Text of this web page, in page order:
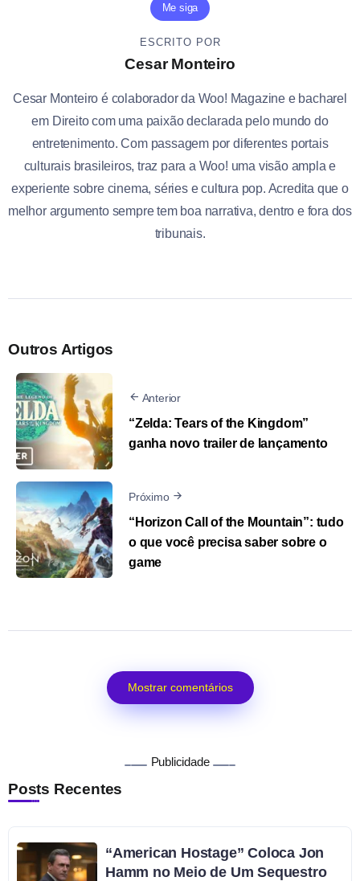
Me siga
ESCRITO POR
Cesar Monteiro
Cesar Monteiro é colaborador da Woo! Magazine e bacharel
em Direito com uma paixão declarada pelo mundo do
entretenimento. Com passagem por diferentes portais
culturais brasileiros, traz para a Woo! uma visão ampla e
experiente sobre cinema, séries e cultura pop. Acredita que o
melhor argumento sempre tem boa narrativa, dentro e fora dos
tribunais.
Outros Artigos
Anterior
“Zelda: Tears of the Kingdom”
ganha novo trailer de lançamento
Próximo
“Horizon Call of the Mountain”: tudo
o que você precisa saber sobre o
game
Mostrar comentários
Publicidade
Posts Recentes
“American Hostage” Coloca Jon
Hamm no Meio de Um Sequestro